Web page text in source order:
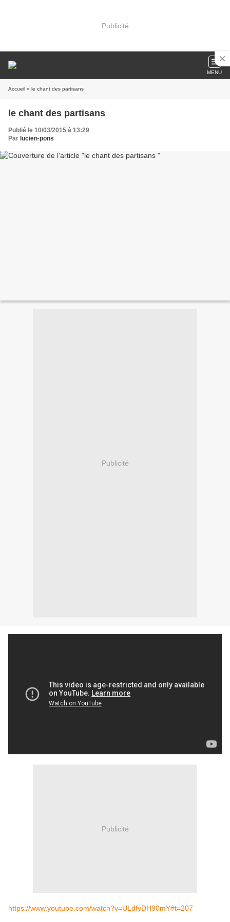
Publicité
MENU
Accueil » le chant des partisans
le chant des partisans
Publié le 10/03/2015 à 13:29
Par lucien-pons
Publicité
Publicité
https://www.youtube.com/watch?v=ULdfyDH90mY#t=207